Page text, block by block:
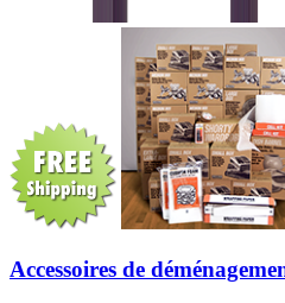
Accessoires de